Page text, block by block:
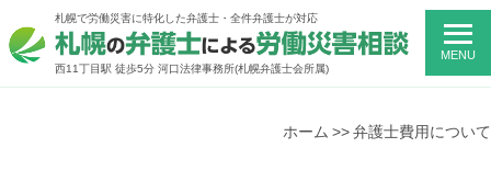
札幌で労働災害に特化した弁護士・全件弁護士が対応
西11丁目駅 徒歩5分 河口法律事務所(札幌弁護士会所属)
MENU
ホーム 弁護士費用について